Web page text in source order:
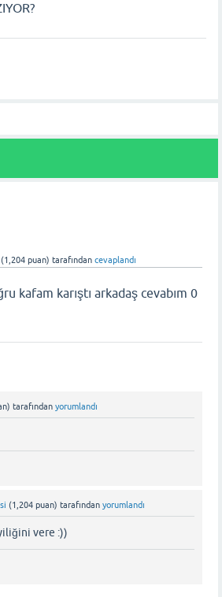
(1,204 puan) tarafından cevaplandı
kafam karıştı arkadaş cevabım 0
tarafından yorumlandı
(1,204 puan) tarafından yorumlandı
vere :))